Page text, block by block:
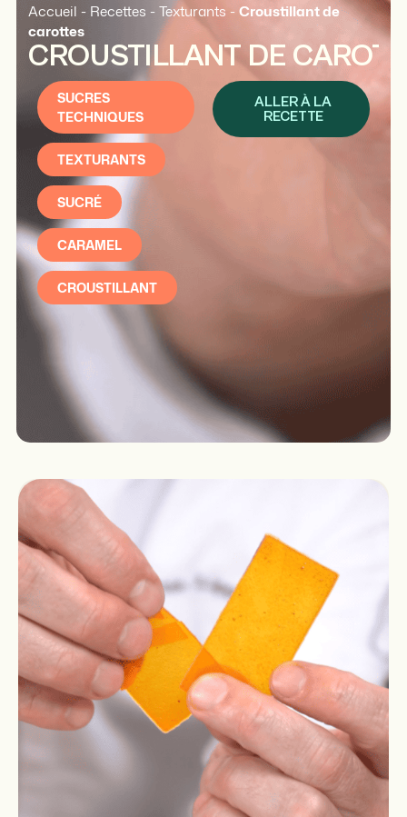
Accueil - Recettes -Texturants -Croustillant de
carottes
CROUSTILLANT DE
SUCRES
TECHNIQUES
TEXTURANTS
SUCRÉ
CARAMEL
CROUSTILLANT
ALLER À LA
RECETTE